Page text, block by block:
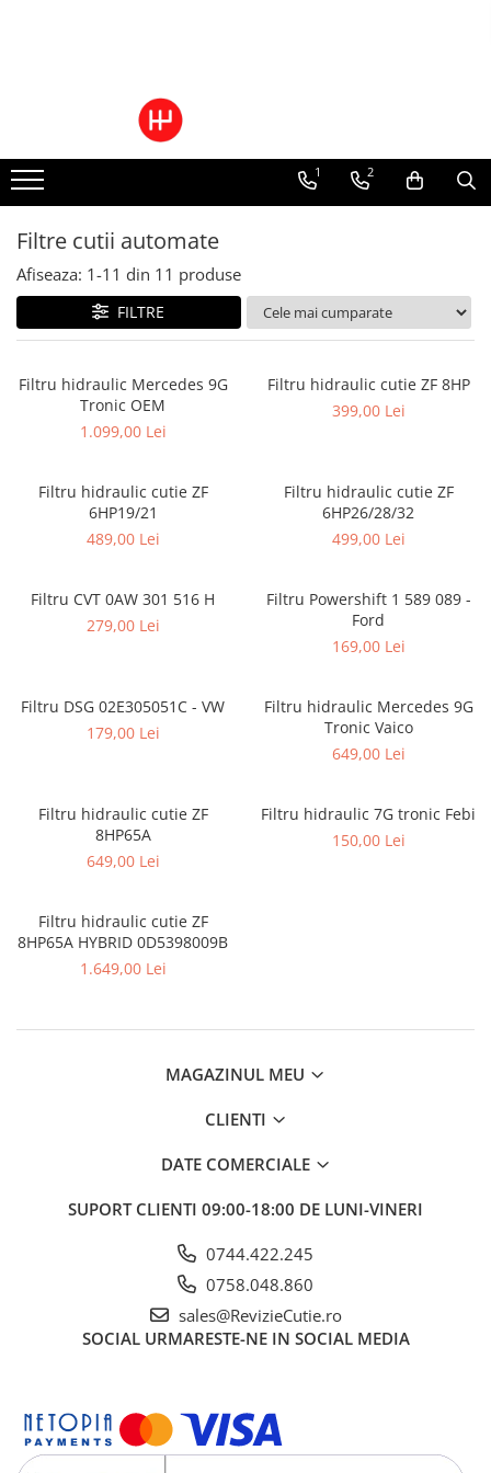
Pachete Cutie Automata
Pachete Cutie Manuala
Pachete Grup Diferential
Reparatii convertizoare de cuplu
Climatizare Auto
Ulei cutie automata
1 2
Filtre cutii automate
Afiseaza: 1-11 din 11 produse
FILTRE
Filtru hidraulic Mercedes 9G
Tronic OEM
1.099,00 Lei
Filtru hidraulic cutie ZF 8HP
399,00 Lei
Filtru hidraulic cutie ZF
6HP19/21
489,00 Lei
Filtru hidraulic cutie ZF
6HP26/28/32
499,00 Lei
Filtru CVT 0AW 301 516 H
279,00 Lei
Filtru Powershift 1 589 089 -
Ford
169,00 Lei
Filtru DSG 02E305051C - VW
179,00 Lei
Filtru hidraulic Mercedes 9G
Tronic Vaico
649,00 Lei
Filtru hidraulic cutie ZF
8HP65A
649,00 Lei
Filtru hidraulic 7G tronic Febi
150,00 Lei
Filtru hidraulic cutie ZF
8HP65A HYBRID 0D5398009B
1.649,00 Lei
MAGAZINUL MEU
CLIENTI
DATE COMERCIALE
SUPORT CLIENTI 09:00-18:00 DE LUNI-VINERI
0744.422.245
0758.048.860
sales@RevizieCutie.ro
SOCIAL URMARESTE-NE IN SOCIAL MEDIA